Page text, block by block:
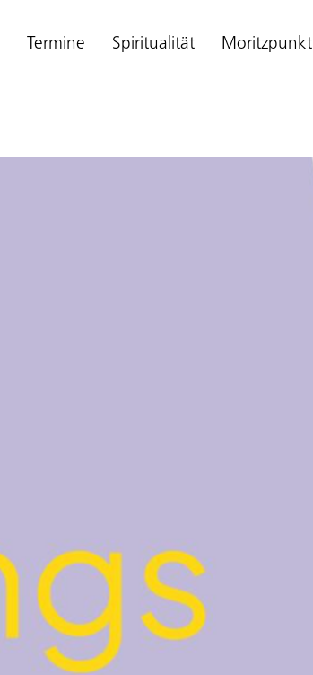
Termine Spiritualität Moritzpunkt